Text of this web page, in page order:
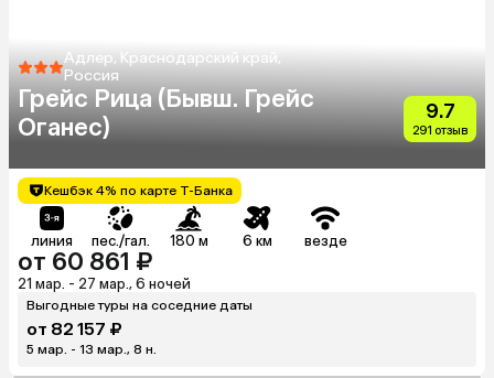
Адлер, Краснодарский край,
Россия
Грейс Рица (Бывш. Грейс
Оганес)
9.7
291 отзыв
Кешбэк 4% по карте Т-Банка
линия пес./гал. 180 м 6 км везде
от 60 861 ₽
21 мар. - 27 мар., 6 ночей
Выгодные туры на соседние даты
от 82 157 ₽
5 мар. - 13 мар., 8 н.